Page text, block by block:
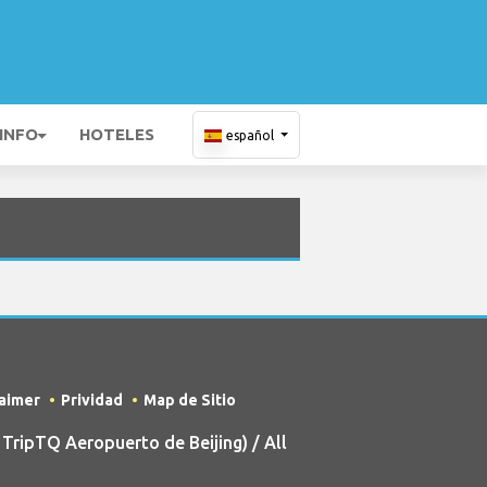
HOTELES español
Prividad Map de Sitio
Aeropuerto de Beijing) / All